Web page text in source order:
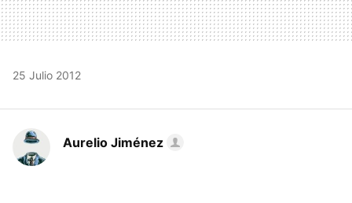
25 Julio 2012
Aurelio Jiménez